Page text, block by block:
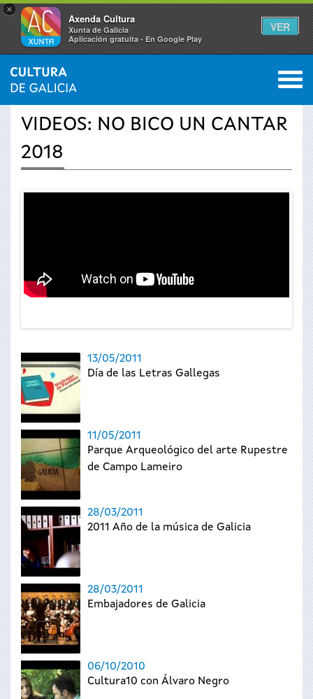
×
Axenda Cultura
Xunta de Galicia
Aplicación gratuíta - En Google Play
VER
Se
usted
INICIO › ACTUALIDAD 0
VIDEOS: NO BICO UN CANTAR
2018
13/05/2011
Día de las Letras Gallegas
11/05/2011
Parque Arqueológico del arte Rupestre
de Campo Lameiro
28/03/2011
2011 Año de la música de Galicia
28/03/2011
Embajadores de Galicia
06/10/2010
Cultura10 con Álvaro Negro